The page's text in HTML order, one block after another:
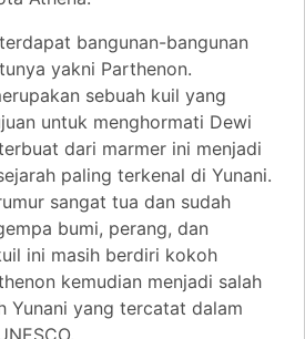
bangunan-bangunan
yakni Parthenon.
sebuah kuil yang
untuk menghormati Dewi
dari marmer ini menjadi
paling terkenal di Yunani.
sangat tua dan sudah
bumi, perang, dan
ini masih berdiri kokoh
kemudian menjadi salah
Yunani yang tercatat dalam